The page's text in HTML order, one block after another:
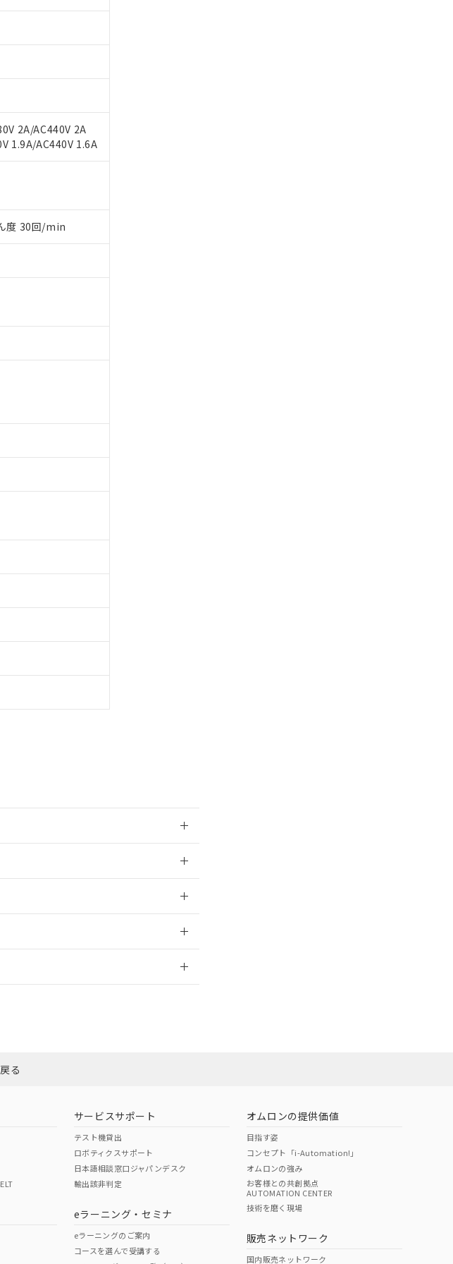
2A/AC440V 2A
1.9A/AC440V 1.6A
度 30回/min
O O
日時点での社内データに基づき作成されるも
たはお客様担当のオムロン制御機器販売店・
トワーク
」をご確認ください。
ただくには、I-Webメンバーズにご登録され
ストについて、当社および当社の共同利用者
談に必要な範囲で利用することをご了承くだ
以下、
を確認しています。
って非含有を証明するものではありません。
対応完了までの期間は出荷製品に未対応品が
特段のことがない限り、2022年1月12日よ
ることを示します。
ることを示します。
。
ポリ臭化ジフェニルエーテル類) : 1000ppm、
とを示します。
し、環境に深刻な影響を及ぼさない年数を意
。
の輸出許可(または役務取引許可)を取得する
、違法に輸出されないよう必要な手段を講じ
兵器またはその他武器並びにこれらの製造装
2および3の内容を当該第三者に通知します。
輸出するおそれがある場合は、取り引きをい
キャンセル
引先、またはお客様担当のオムロン制御
ない機種
る
サービスサポート
テスト機貸出
ロボティクスサポート
日本語相談窓口ジャパンデスク
輸出該非判定
eラーニング・セミナ
eラーニングのご案内
コースを選んで受講する
オムロンの提供価値
目指す姿
コンセプト「i-Automation!」
オムロンの強み
お客様との共創拠点
AUTOMATION CENTER
技術を磨く現場
販売ネットワーク
国内販売ネットワーク